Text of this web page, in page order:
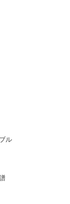
ル